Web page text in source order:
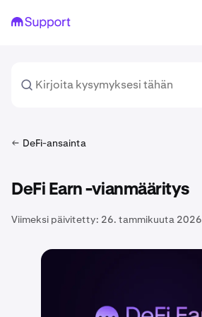
DeFi-ansainta
DeFi Earn -vianmääritys
Viimeksi päivitetty: 26. tammikuuta 2026